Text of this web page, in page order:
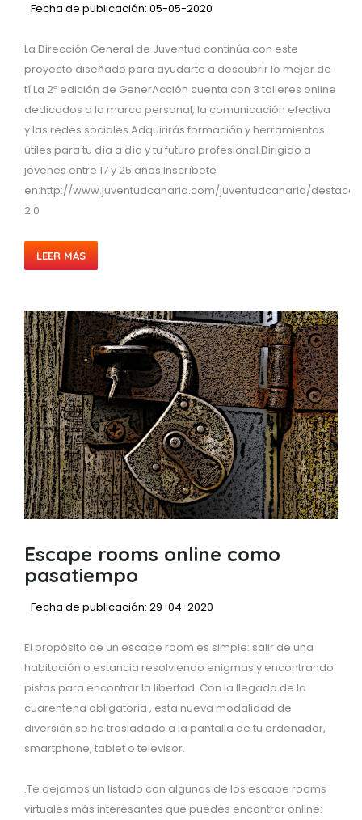
Fecha de publicación: 05-05-2020
La Dirección General de Juventud continúa con este
proyecto diseñado para ayudarte a descubrir lo mejor de
tí.La 2º edición de GenerAcción cuenta con 3 talleres online
dedicados a la marca personal, la comunicación efectiva
y las redes sociales.Adquirirás formación y herramientas
útiles para tu día a día y tu futuro profesional.Dirigido a
jóvenes entre 17 y 25 años.Inscríbete
en:http://www.juventudcanaria.com/juventudcanaria/
2.0
LEER MÁS
Escape rooms online como
pasatiempo
Fecha de publicación: 29-04-2020
El propósito de un escape room es simple: salir de una
habitación o estancia resolviendo enigmas y encontrando
pistas para encontrar la libertad. Con la llegada de la
cuarentena obligatoria , esta nueva modalidad de
diversión se ha trasladado a la pantalla de tu ordenador,
smartphone, tablet o televisor.
.Te dejamos un listado con algunos de los escape rooms
virtuales más interesantes que puedes encontrar online: